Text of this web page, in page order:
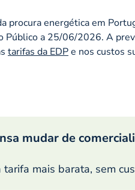
procura energética em
Público a 25/06/2026. A
tarifas da EDPe nos custos
mudar de
mais barata, sem